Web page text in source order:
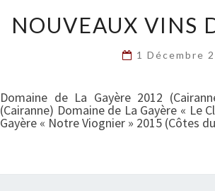
NOUVEAUX VINS
1 Décembre
Domaine de La Gayère 2012
(Cairanne) Domaine de La Gayère « Le
Gayère « Notre Viognier » 2015 (Côtes